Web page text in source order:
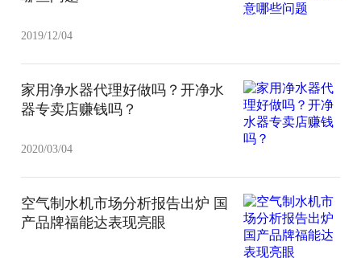
2019/12/04
家用净水器代理好做吗？开净水
器专卖店赚钱吗？
2020/03/04
空气制水机市场分析报告出炉 国
产品牌福能达表现亮眼